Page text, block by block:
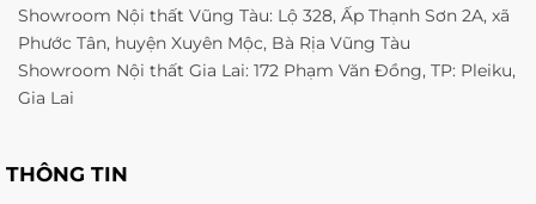
Showroom Nội thất Vũng Tàu: Lộ 328, Ấp Thạnh Sơn 2A, xã
Phước Tân, huyện Xuyên Mộc, Bà Rịa Vũng Tàu
Showroom Nội thất Gia Lai: 172 Phạm Văn Đồng, TP: Pleiku,
Gia Lai
THÔNG TIN